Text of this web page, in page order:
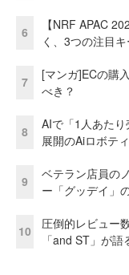
6
【NRF APAC
く、3つの注目
7
[マンガ]ECの購
べき？
8
AIで「1人あたり
展開のAiロボテ
9
ベテラン店員の
ー「グッデイ」
10
圧倒的レビュー
「and ST」が語